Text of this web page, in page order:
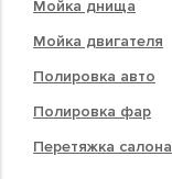
Мойка днища
Мойка двигателя
Полировка авто
Полировка фар
Перетяжка салона